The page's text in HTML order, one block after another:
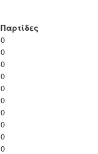
Παρτίδες
0
0
0
0
0
0
0
0
0
0